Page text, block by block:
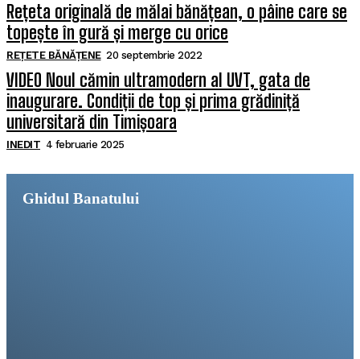
Rețeta originală de mălai bănățean, o pâine care se
topește în gură și merge cu orice
REȚETE BĂNĂȚENE 20 septembrie 2022
VIDEO Noul cămin ultramodern al UVT, gata de
inaugurare. Condiții de top și prima grădiniță
universitară din Timișoara
INEDIT 4 februarie 2025
Ghidul Banatului